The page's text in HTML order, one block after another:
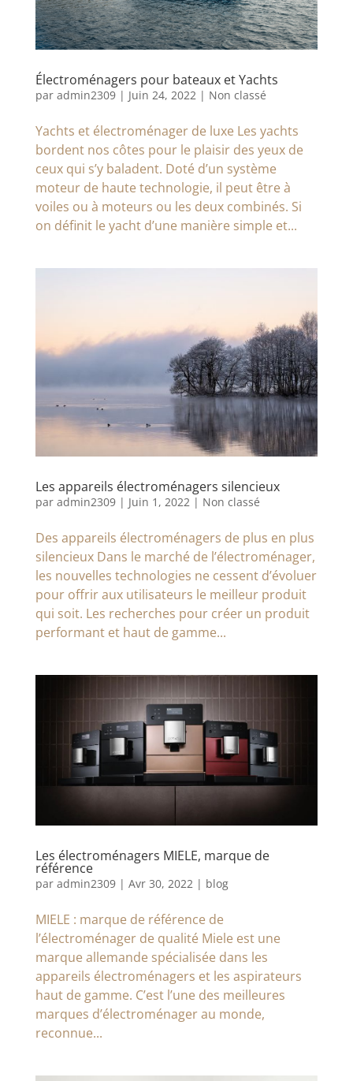
Électroménagers pour bateaux et Yachts
par admin2309| Juin 24, 2022| Non classé
Yachts et électroménager de luxe Les yachts
bordent nos côtes pour le plaisir des yeux de
ceux qui s’y baladent. Doté d’un système
moteur de haute technologie, il peut être à
voiles ou à moteurs ou les deux combinés. Si
on définit le yacht d’une manière simple et...
Les appareils électroménagers silencieux
par admin2309| Juin 1, 2022 | Non classé
Des appareils électroménagers de plus en plus
silencieux Dans le marché de l’électroménager,
les nouvelles technologies ne cessent d’évoluer
pour offrir aux utilisateurs le meilleur produit
qui soit. Les recherches pour créer un produit
performant et haut de gamme...
Les électroménagers MIELE, marque de
référence
par admin2309| Avr 30, 2022| blog
MIELE : marque de référence de
l’électroménager de qualité Miele est une
marque allemande spécialisée dans les
appareils électroménagers et les aspirateurs
haut de gamme. C’est l’une des meilleures
marques d’électroménager au monde,
reconnue...